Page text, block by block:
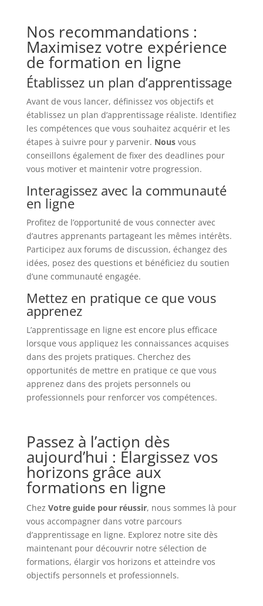
Nos recommandations :
Maximisez votre expérience
de formation en ligne
Établissez un plan d’apprentissage
Avant de vous lancer, définissez vos objectifs et
établissez un plan d’apprentissage réaliste. Identifiez
les compétences que vous souhaitez acquérir et les
étapes à suivre pour y parvenir. Nousvous
conseillons également de fixer des deadlines pour
vous motiver et maintenir votre progression.
Interagissez avec la communauté
en ligne
Profitez de l’opportunité de vous connecter avec
d’autres apprenants partageant les mêmes intérêts.
Participez aux forums de discussion, échangez des
idées, posez des questions et bénéficiez du soutien
d’une communauté engagée.
Mettez en pratique ce que vous
apprenez
L’apprentissage en ligne est encore plus efficace
lorsque vous appliquez les connaissances acquises
dans des projets pratiques. Cherchez des
opportunités de mettre en pratique ce que vous
apprenez dans des projets personnels ou
professionnels pour renforcer vos compétences.
Passez à l’action dès
aujourd’hui : Élargissez vos
horizons grâce aux
formations en ligne
Chez Votre guide pour réussir, nous sommes là pour
vous accompagner dans votre parcours
d’apprentissage en ligne. Explorez notre site dès
maintenant pour découvrir notre sélection de
formations, élargir vos horizons et atteindre vos
objectifs personnels et professionnels.